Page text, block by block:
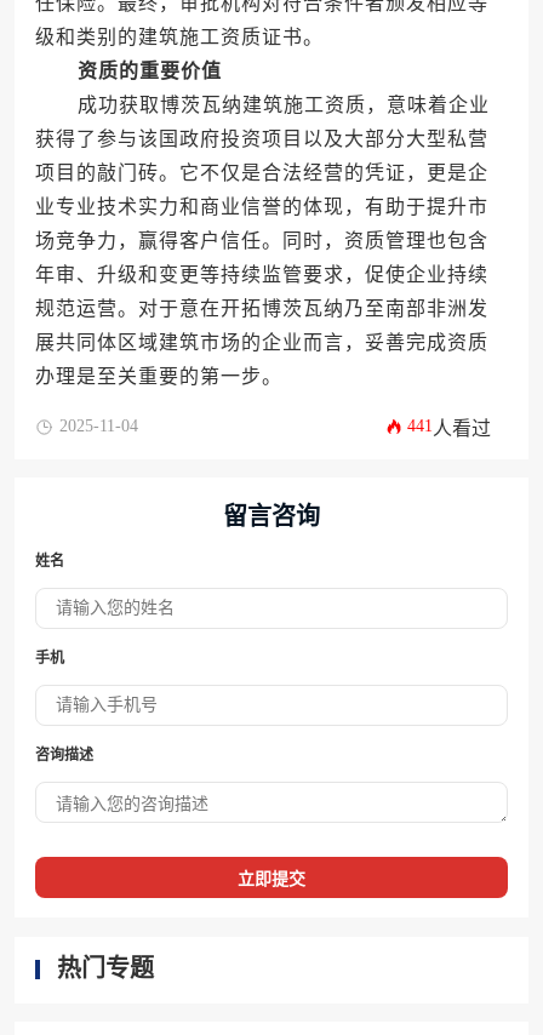
级和类别的建筑施工资质证书。
资质的重要价值
成功获取博茨瓦纳建筑施工资质，意味着企业
获得了参与该国政府投资项目以及大部分大型私营
项目的敲门砖。它不仅是合法经营的凭证，更是企
业专业技术实力和商业信誉的体现，有助于提升市
场竞争力，赢得客户信任。同时，资质管理也包含
年审、升级和变更等持续监管要求，促使企业持续
规范运营。对于意在开拓博茨瓦纳乃至南部非洲发
展共同体区域建筑市场的企业而言，妥善完成资质
办理是至关重要的第一步。
2025-11-04 441 人看过
留言咨询
姓名
手机
咨询描述
立即提交
热门专题